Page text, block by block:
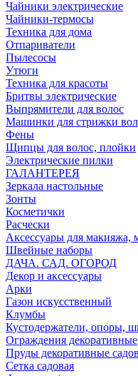
Чайники электрические
Чайники-термосы
Техника для дома
Отпариватели
Пылесосы
Утюги
Техника для красоты
Бритвы электрические
Выпрямители для волос
Машинки для стрижки
Фены
Щипцы для волос, плойки
Электрические пилки
ГАЛАНТЕРЕЯ
Зеркала настольные
Зонты
Косметички
Расчески
Аксессуары для
Швейные наборы
ДАЧА. САД. ОГОРОД
Декор и аксессуары
Арки
Газон искусственный
Клумбы
Кустодержатели, опоры,
Ограждения декоративные
Пруды декоративные
Сетка садовая